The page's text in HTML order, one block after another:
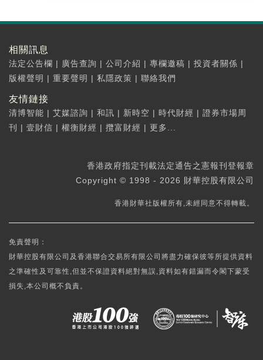
相關訊息
法定公告欄 | 廣告查詢 | 公司介紹 | 專欄邀稿 | 投資者關係 |
版權聲明 | 重要聲明 | 私隱政策 | 聯絡我們
友情鏈接
清博智能 | 艾媒諮詢 | 和訊 | 新時空 | 時代財經 | 證券市場周
刊
| 壹財信 | 權衡財經 | 攬富財經 | 更多...
香港政府指定刊載法定通告之憲報刊登報章
Copyright © 1998 - 2026 財華控股有限公司
香港財華社版權所有,未經同意不得轉載。
免責聲明：
財華控股有限公司及香港聯合交易所有限公司將盡力確保彼等所提供資料
之準確性及可靠性,但並不保證資料絕對無誤,資料如有錯漏而令閣下蒙受
損失,本公司概不負責。